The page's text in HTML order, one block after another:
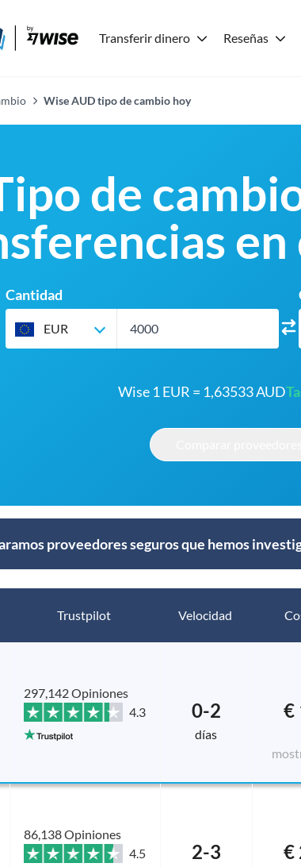
Transferir dinero Reseñas
Wise AUD tipo de cambio hoy
de
Cantidad
EUR
Wise 1 EUR = 1,63533 AUD
proveedores seguros que hemos
Trustpilot Velocidad
297,142 Opiniones
4.3
0-2
días
€
86,138 Opiniones
4.5
2-3 €